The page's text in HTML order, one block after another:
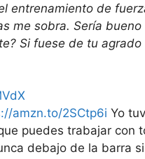
entrenamiento de
me sobra. Sería bueno
Si fuese de tu agrado
amzn.to/2SCtp6i Yo
puedes trabajar con
debajo de la barra